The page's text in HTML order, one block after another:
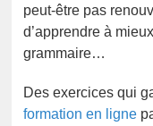
peut-être pas
d’apprendre à
grammaire…
Des exercices qui
formation en ligne